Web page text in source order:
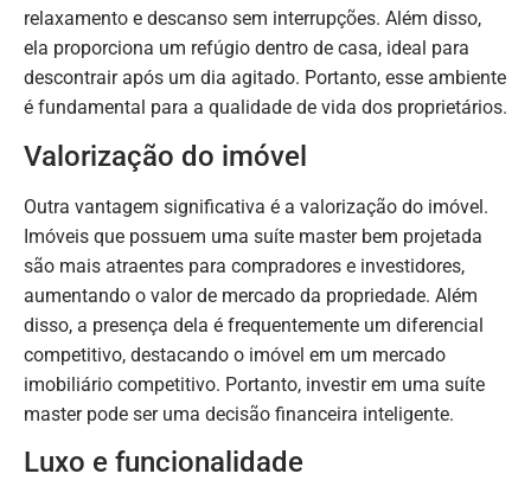
relaxamento e descanso sem interrupções. Além disso,
ela proporciona um refúgio dentro de casa, ideal para
descontrair após um dia agitado. Portanto, esse ambiente
é fundamental para a qualidade de vida dos proprietários.
Valorização do imóvel
Outra vantagem significativa é a valorização do imóvel.
Imóveis que possuem uma suíte master bem projetada
são mais atraentes para compradores e investidores,
aumentando o valor de mercado da propriedade. Além
disso, a presença dela é frequentemente um diferencial
competitivo, destacando o imóvel em um mercado
imobiliário competitivo. Portanto, investir em uma suíte
master pode ser uma decisão financeira inteligente.
Luxo e funcionalidade